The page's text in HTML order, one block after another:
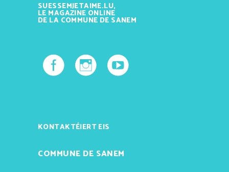
SUESSEMJETAIME.LU,
LE MAGAZINE ONLINE
DE LA COMMUNE DE SANEM
KONTAKTÉIERT EIS
COMMUNE DE SANEM